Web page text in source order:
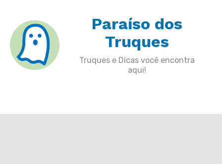
content
Paraíso dos
Truques
Truques e Dicas você encontra
aqui!